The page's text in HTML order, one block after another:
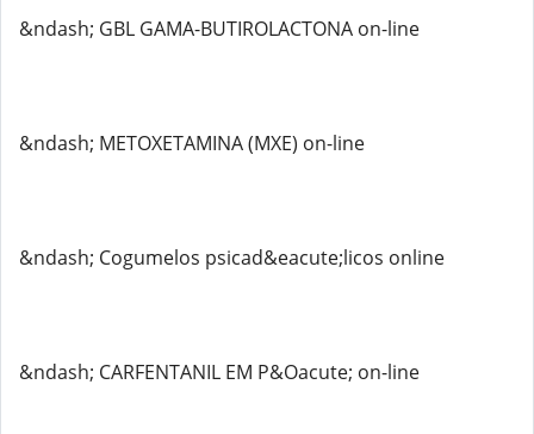
&ndash; GBL GAMA-BUTIROLACTONA on-line
&ndash; METOXETAMINA (MXE) on-line
&ndash; Cogumelos psicad&eacute;licos online
&ndash; CARFENTANIL EM P&Oacute; on-line